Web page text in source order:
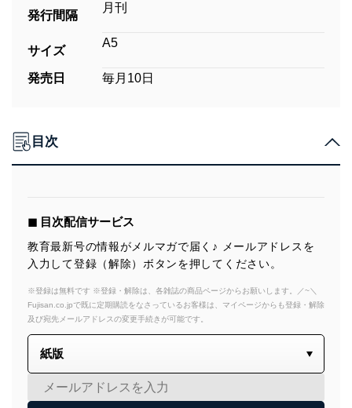
発行間隔
月刊
サイズ
A5
発売日 毎月10日
目次
◼︎ 目次配信サービス
教育最新号の情報がメルマガで届く♪ メールアドレスを
入力して登録（解除）ボタンを押してください。
※登録は無料です ※登録・解除は、各雑誌の商品ページからお願いします。／~＼
Fujisan.co.jpで既に定期購読をなさっているお客様は、マイページからも登録・解除
及び宛先メールアドレスの変更手続きが可能です。